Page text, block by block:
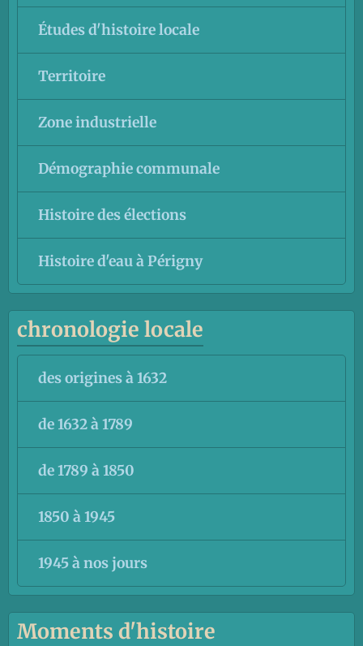
Études d'histoire locale
Territoire
Zone industrielle
Démographie communale
Histoire des élections
Histoire d'eau à Périgny
chronologie locale
des origines à 1632
de 1632 à 1789
de 1789 à 1850
1850 à 1945
1945 à nos jours
Moments d'histoire